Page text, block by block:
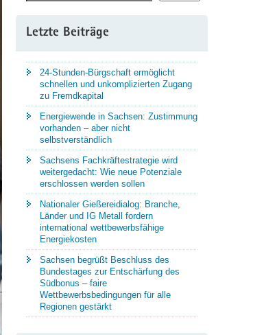
Letzte Beiträge
24-Stunden-Bürgschaft ermöglicht
schnellen und unkomplizierten Zugang
zu Fremdkapital
Energiewende in Sachsen: Zustimmung
vorhanden – aber nicht
selbstverständlich
Sachsens Fachkräftestrategie wird
weitergedacht: Wie neue Potenziale
erschlossen werden sollen
Nationaler Gießereidialog: Branche,
Länder und IG Metall fordern
international wettbewerbsfähige
Energiekosten
Sachsen begrüßt Beschluss des
Bundestages zur Entschärfung des
Südbonus – faire
Wettbewerbsbedingungen für alle
Regionen gestärkt